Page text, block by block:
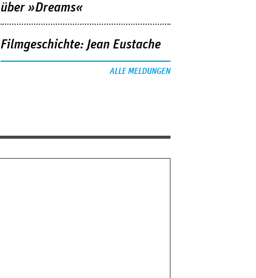
über »Dreams«
Filmgeschichte: Jean Eustache
ALLE MELDUNGEN